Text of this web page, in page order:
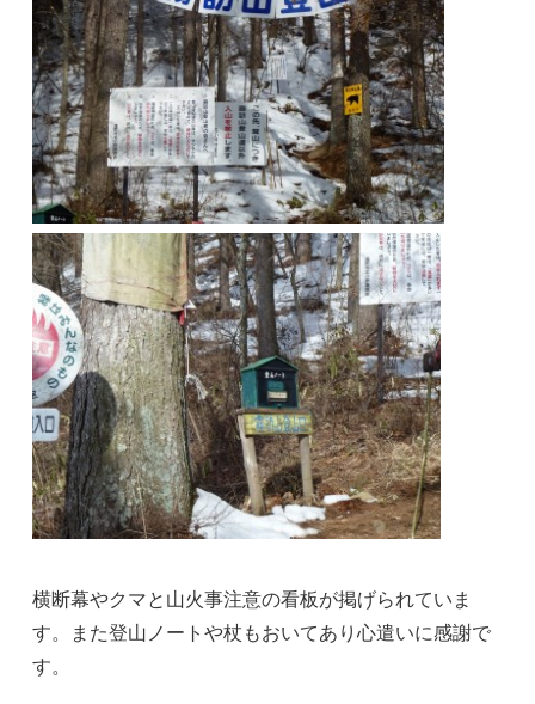
横断幕やクマと山火事注意の看板が掲げられていま
す。また登山ノートや杖もおいてあり心遣いに感謝で
す。